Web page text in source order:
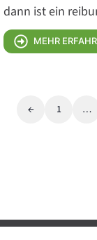
dann ist ein
MEHR
← 1 …